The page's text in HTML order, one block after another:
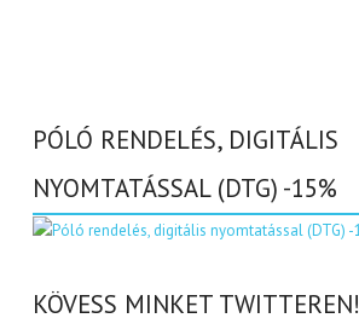
PÓLÓ RENDELÉS, DIGITÁLIS
NYOMTATÁSSAL (DTG) -15%
KÖVESS MINKET TWITTEREN!